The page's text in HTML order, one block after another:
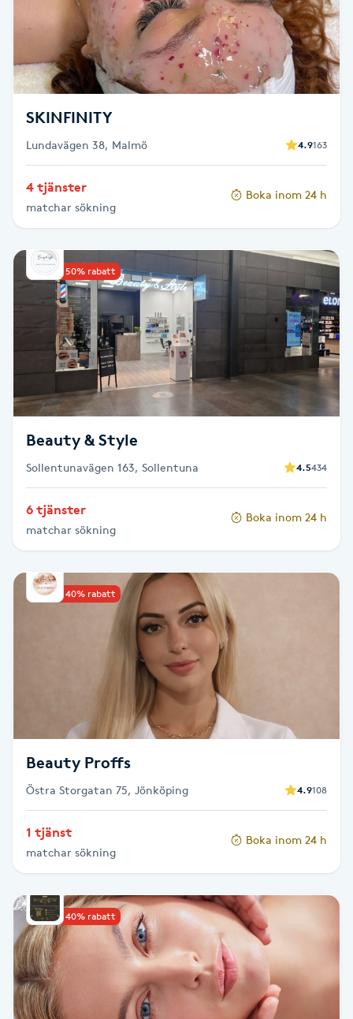
Hälsprickor
IPL hårborttagning
IR-massage
Japansk massage
K18
Katun fransar
Kemisk peeling
Keratinbehandling
Kinesiologi
Klangmassage
Klippning
Klippning & Slingor
Klippning ungdom
Koppningsmassage
Kosmetisk tatuering
Kostrådgivning
SKINFINITY
Lundavägen 38, Malmö 4.9163
4 tjänster
matchar sökning
Boka inom 24 h
Upp till 50% rabatt
Beauty & Style
Sollentunavägen 163, Sollentuna 4.5434
6 tjänster
matchar sökning
Boka inom 24 h
Upp till 40% rabatt
Beauty Proffs
Östra Storgatan 75, Jönköping 4.9108
1 tjänst
matchar sökning
Boka inom 24 h
Upp till 40% rabatt